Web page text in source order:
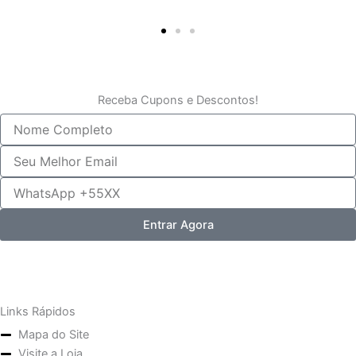
Receba Cupons e Descontos!
Seu
Nome
Email
Whats
Entrar Agora
Links Rápidos
Mapa do Site